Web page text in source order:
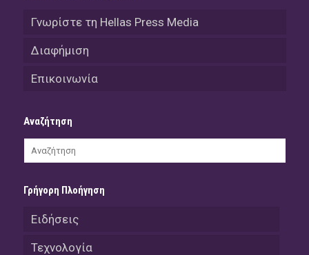
Γνωρίστε τη Hellas Press Media
Διαφήμιση
Επικοινωνία
Αναζήτηση
Γρήγορη Πλοήγηση
Ειδήσεις
Τεχνολογία